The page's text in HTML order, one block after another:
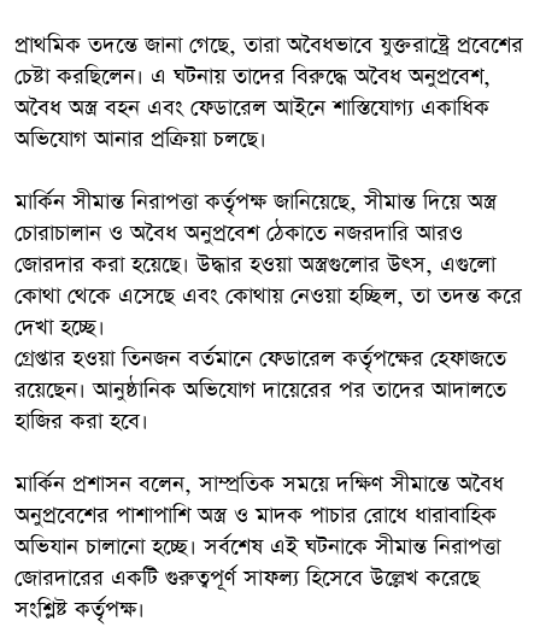
প্রাথমিক তদন্তে জানা গেছে, তারা অবৈধভাবে যুক্তরাষ্ট্রে প্রবেশের
চেষ্টা করছিলেন। এ ঘটনায় তাদের বিরুদ্ধে অবৈধ অনুপ্রবেশ,
অবৈধ অস্ত্র বহন এবং ফেডারেল আইনে শাস্তিযোগ্য একাধিক
অভিযোগ আনার প্রক্রিয়া চলছে।
মার্কিন সীমান্ত নিরাপত্তা কর্তৃপক্ষ জানিয়েছে, সীমান্ত দিয়ে অস্ত্র
চোরাচালান ও অবৈধ অনুপ্রবেশ ঠেকাতে নজরদারি আরও
জোরদার করা হয়েছে। উদ্ধার হওয়া অস্ত্রগুলোর উৎস, এগুলো
কোথা থেকে এসেছে এবং কোথায় নেওয়া হচ্ছিল, তা তদন্ত করে
দেখা হচ্ছে।
গ্রেপ্তার হওয়া তিনজন বর্তমানে ফেডারেল কর্তৃপক্ষের হেফাজতে
রয়েছেন। আনুষ্ঠানিক অভিযোগ দায়েরের পর তাদের আদালতে
হাজির করা হবে।
মার্কিন প্রশাসন বলেন, সাম্প্রতিক সময়ে দক্ষিণ সীমান্তে অবৈধ
অনুপ্রবেশের পাশাপাশি অস্ত্র ও মাদক পাচার রোধে ধারাবাহিক
অভিযান চালানো হচ্ছে। সর্বশেষ এই ঘটনাকে সীমান্ত নিরাপত্তা
জোরদারের একটি গুরুত্বপূর্ণ সাফল্য হিসেবে উল্লেখ করেছে
সংশ্লিষ্ট কর্তৃপক্ষ।